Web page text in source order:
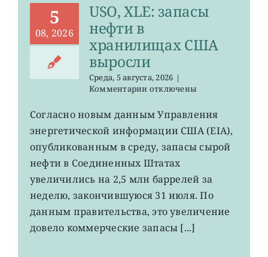
5
08, 2026
USO, XLE: запасы
нефти в
хранилищах США
выросли
Среда, 5 августа, 2026 |
Комментариик
USO,
запасы
нефти
хранилищах
США
выросли
отключены
Согласно новым данным Управления
энергетической информации США (EIA),
опубликованным в среду, запасы сырой
нефти в Соединенных Штатах
увеличились на 2,5 млн баррелей за
неделю, закончившуюся 31 июля. По
данным правительства, это увеличение
довело коммерческие запасы [...]